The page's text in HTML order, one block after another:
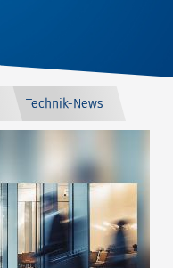
Technik-News